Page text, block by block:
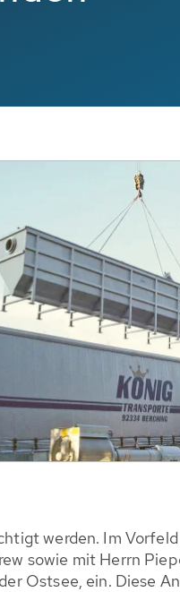
werden. Im
sowie mit Herrn
Ostsee, ein. Diese